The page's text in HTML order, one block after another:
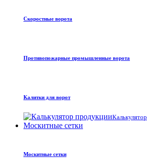
Скоростные ворота
Противопожарные промышленные ворота
Калитки для ворот
Калькулятор
Москитные сетки
Москитные сетки